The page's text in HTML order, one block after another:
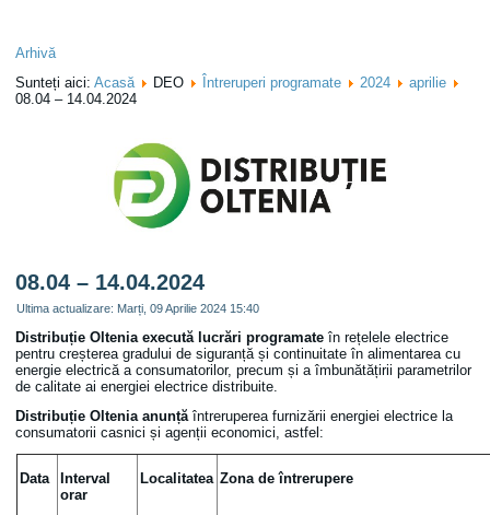
Arhivă
Sunteți aici:Acasă DEO Întreruperi programate 2024
aprilie
08.04 – 14.04.2024
08.04 – 14.04.2024
Ultima actualizare: Marți, 09 Aprilie 2024 15:40
Distribuție Olteniaexecută lucrări programate în rețelele electrice
pentru creșterea gradului de siguranță și continuitate în alimentarea cu
energie electrică a consumatorilor, precum și a îmbunătățirii parametrilor
de calitate ai energiei electrice distribuite.
Distribuție Oltenia anunțăîntreruperea furnizării energiei electrice la
consumatorii casnici și agenții economici, astfel:
Data
Interval
orar
Localitatea Zona de întrerupere